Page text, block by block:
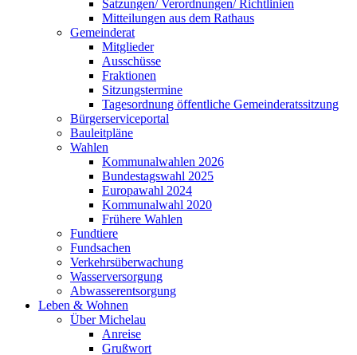
Satzungen/ Verordnungen/ Richtlinien
Mitteilungen aus dem Rathaus
Gemeinderat
Mitglieder
Ausschüsse
Fraktionen
Sitzungstermine
Tagesordnung öffentliche Gemeinderatssitzung
Bürgerserviceportal
Bauleitpläne
Wahlen
Kommunalwahlen 2026
Bundestagswahl 2025
Europawahl 2024
Kommunalwahl 2020
Frühere Wahlen
Fundtiere
Fundsachen
Verkehrsüberwachung
Wasserversorgung
Abwasserentsorgung
Leben & Wohnen
Über Michelau
Anreise
Grußwort